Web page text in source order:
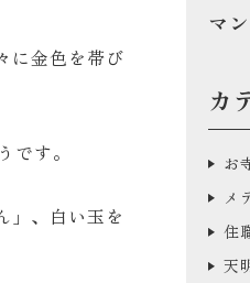
に金色を帯び
す。
」、白い玉を
マ
カ
お
メ
住
天